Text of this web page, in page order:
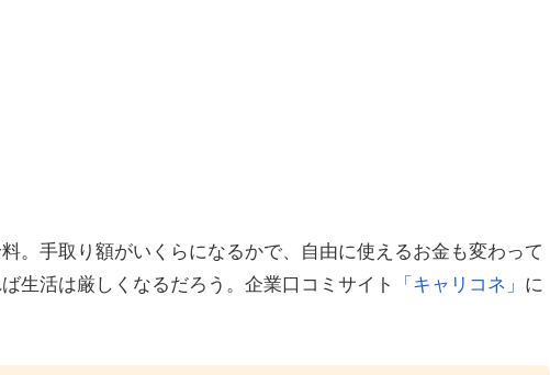
。手取り額がいくらになるかで、自由に使えるお金も変わって
生活は厳しくなるだろう。企業口コミサイト 「キャリコネ」 に